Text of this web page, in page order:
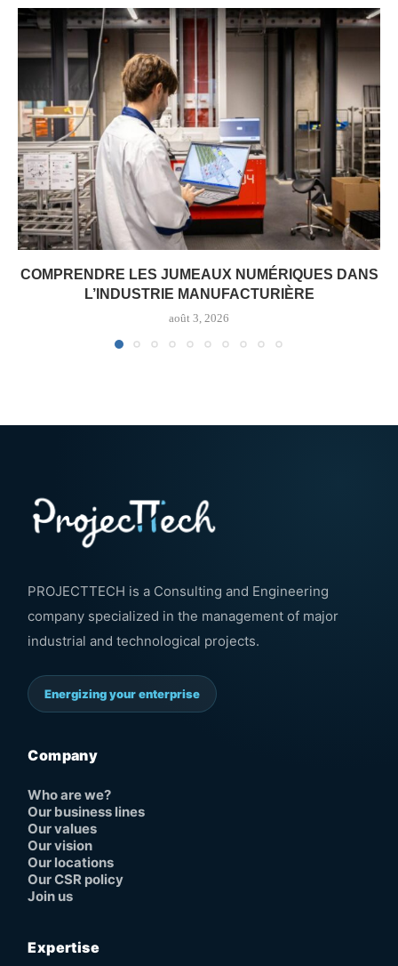
COMPRENDRE LES JUMEAUX NUMÉRIQUES DANS
L’INDUSTRIE MANUFACTURIÈRE
août 3, 2026
PROJECTTECH is a Consulting and Engineering
company specialized in the management of major
industrial and technological projects.
Energizing your enterprise
Company
Who are we?
Our business lines
Our values
Our vision
Our locations
Our CSR policy
Join us
Expertise